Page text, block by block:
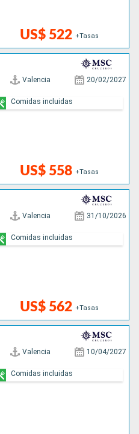
US$ 522 +Tasas
Valencia 20/02/2027
US$ 558 +Tasas
Comidas incluidas
Valencia 31/10/2026
US$ 562 +Tasas
Comidas incluidas
Valencia 10/04/2027
Comidas incluidas